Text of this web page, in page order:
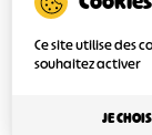
Ce site utilise des
souhaitez activer
JE